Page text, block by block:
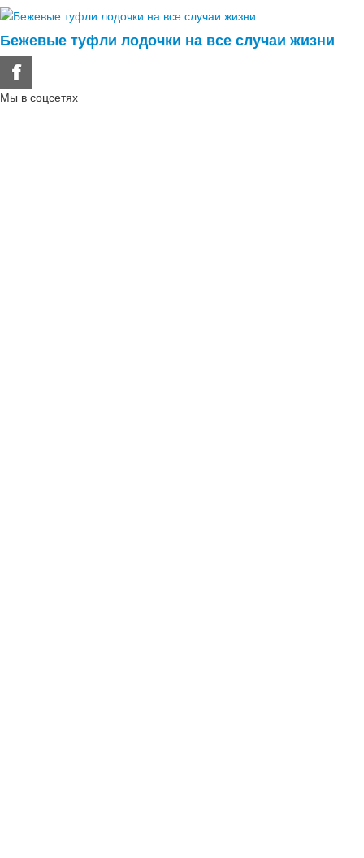
Бежевые туфли лодочки на все случаи жизни
Мы в соцсетях